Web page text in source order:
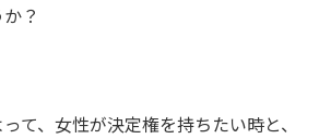
？
て、女性が決定権を持ちたい時と、